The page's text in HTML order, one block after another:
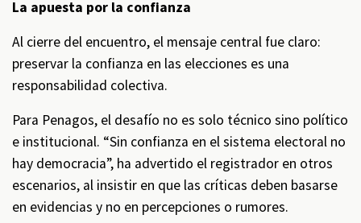
La apuesta por la confianza
Al cierre del encuentro, el mensaje central fue claro:
preservar la confianza en las elecciones es una
responsabilidad colectiva.
Para Penagos, el desafío no es solo técnico sino político
e institucional. “Sin confianza en el sistema electoral no
hay democracia”, ha advertido el registrador en otros
escenarios, al insistir en que las críticas deben basarse
en evidencias y no en percepciones o rumores.